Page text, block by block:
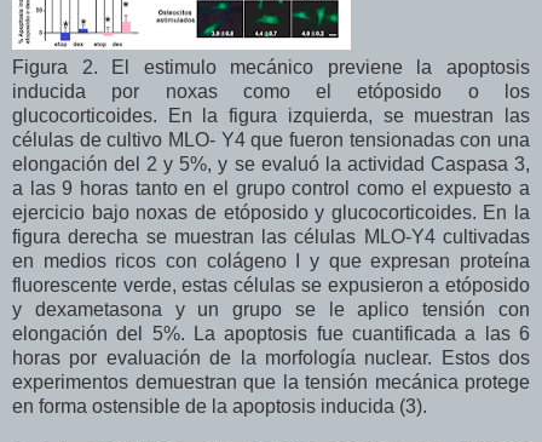
Figura 2. El estimulo mecánico previene la apoptosis
inducida por noxas como el etóposido o los
glucocorticoides. En la figura izquierda, se muestran las
células de cultivo MLO- Y4 que fueron tensionadas con una
elongación del 2 y 5%, y se evaluó la actividad Caspasa 3,
a las 9 horas tanto en el grupo control como el expuesto a
ejercicio bajo noxas de etóposido y glucocorticoides. En la
figura derecha se muestran las células MLO-Y4 cultivadas
en medios ricos con colágeno I y que expresan proteína
fluorescente verde, estas células se expusieron a etóposido
y dexametasona y un grupo se le aplico tensión con
elongación del 5%. La apoptosis fue cuantificada a las 6
horas por evaluación de la morfología nuclear. Estos dos
experimentos demuestran que la tensión mecánica protege
en forma ostensible de la apoptosis inducida (3).